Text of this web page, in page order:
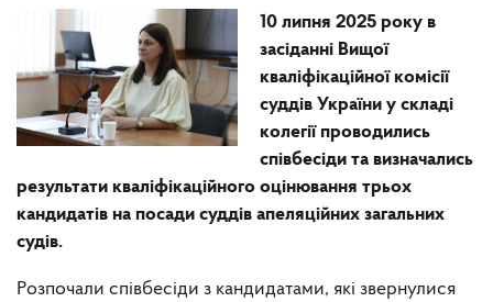
10 липня 2025 року в
засіданні Вищої
кваліфікаційної комісії
суддів України у складі
колегії проводились
співбесіди та визначались
результати кваліфікаційного оцінювання трьох
кандидатів на посади суддів апеляційних загальних
судів.
Розпочали співбесіди з кандидатами, які звернулися